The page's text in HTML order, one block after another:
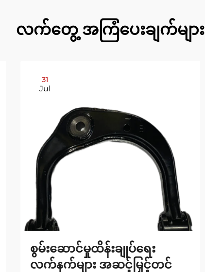
လက်တွေ့ အကြံပေးချက်များ
31
Jul
စွမ်းဆောင်မှုထိန်းချုပ်ရေး
လက်နက်များ အဆင့်မြှင့်တင်